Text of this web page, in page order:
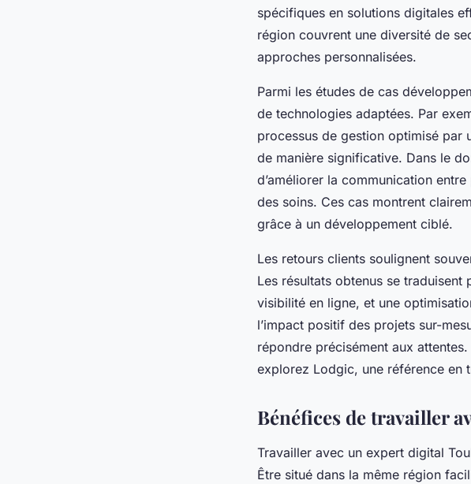
spécifiques en solutions digitales
région couvrent une diversité de
approches personnalisées.
Parmi les études de cas
de technologies adaptées. Par
processus de gestion optimisé par
de manière significative. Dans le
d’améliorer la communication
des soins. Ces cas montrent
grâce à un développement ciblé.
Les retours clients soulignent
Les résultats obtenus se traduisent
visibilité en ligne, et une
l’impact positif des projets sur-
répondre précisément aux
explorez Lodgic, une référence en
Bénéfices de travailler
Travailler avec un expert digital
Être situé dans la même région